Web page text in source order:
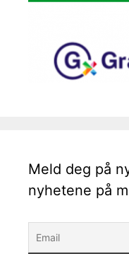
Meld deg på
nyhetene på